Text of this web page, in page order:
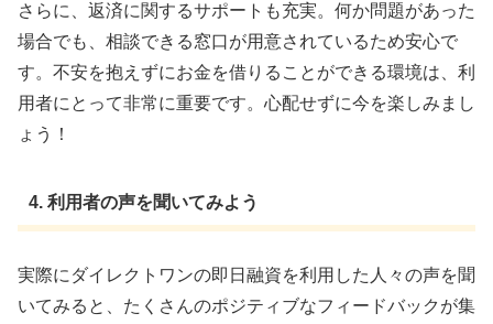
さらに、返済に関するサポートも充実。何か問題があった
場合でも、相談できる窓口が用意されているため安心で
す。不安を抱えずにお金を借りることができる環境は、利
用者にとって非常に重要です。心配せずに今を楽しみまし
ょう！
4. 利用者の声を聞いてみよう
実際にダイレクトワンの即日融資を利用した人々の声を聞
いてみると、たくさんのポジティブなフィードバックが集